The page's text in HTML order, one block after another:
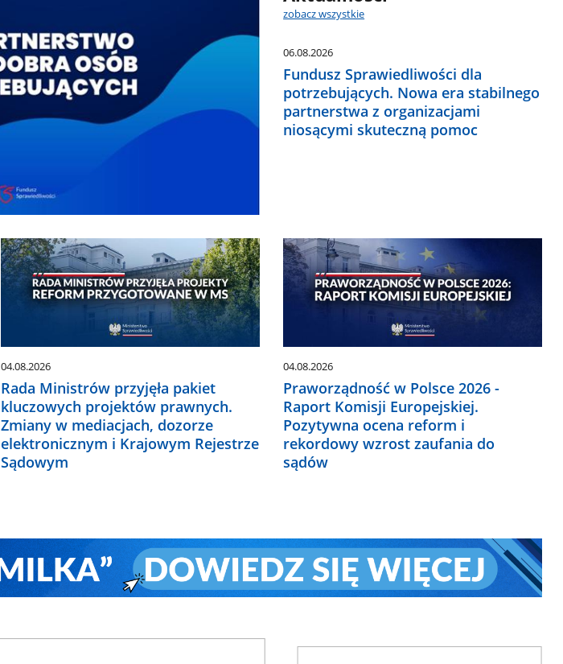
zobacz wszystkie
06.08.2026
Fundusz Sprawiedliwości dla
potrzebujących. Nowa era stabilnego
partnerstwa z organizacjami
niosącymi skuteczną pomoc
04.08.2026
Rada Ministrów przyjęła pakiet
kluczowych projektów prawnych.
Zmiany w mediacjach, dozorze
elektronicznym i Krajowym Rejestrze
Sądowym
04.08.2026
Praworządność w Polsce 2026 -
Raport Komisji Europejskiej.
Pozytywna ocena reform i
rekordowy wzrost zaufania do
sądów